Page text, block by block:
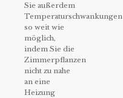
Sie außerdem
Temperaturschwankungen
so weit wie
möglich,
indem Sie die
Zimmerpflanzen
nicht zu nahe
an eine
Heizung